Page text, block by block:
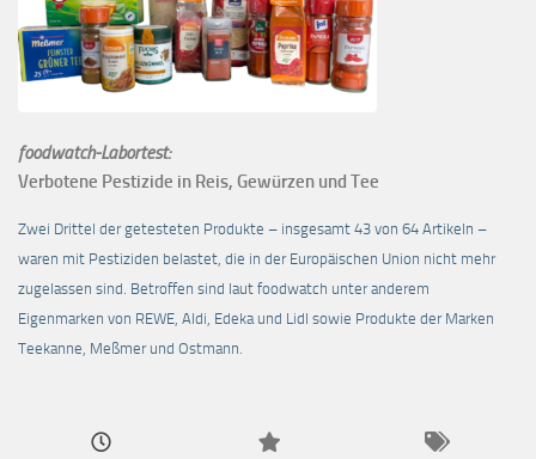
foodwatch-Labortest:
Verbotene Pestizide in Reis, Gewürzen und Tee
Zwei Drittel der getesteten Produkte – insgesamt 43 von 64 Artikeln –
waren mit Pestiziden belastet, die in der Europäischen Union nicht mehr
zugelassen sind. Betroffen sind laut foodwatch unter anderem
Eigenmarken von REWE, Aldi, Edeka und Lidl sowie Produkte der Marken
Teekanne, Meßmer und Ostmann.